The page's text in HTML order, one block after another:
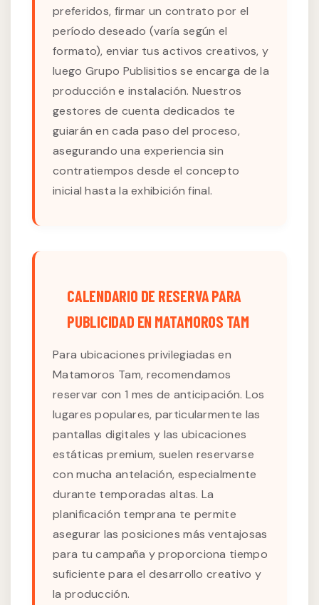
preferidos, firmar un contrato por el
período deseado (varía según el
formato), enviar tus activos creativos, y
luego Grupo Publisitios se encarga de la
producción e instalación. Nuestros
gestores de cuenta dedicados te
guiarán en cada paso del proceso,
asegurando una experiencia sin
contratiempos desde el concepto
inicial hasta la exhibición final.
CALENDARIO DE RESERVA PARA
PUBLICIDAD EN MATAMOROS TAM
Para ubicaciones privilegiadas en
Matamoros Tam, recomendamos
reservar con 1 mes de anticipación. Los
lugares populares, particularmente las
pantallas digitales y las ubicaciones
estáticas premium, suelen reservarse
con mucha antelación, especialmente
durante temporadas altas. La
planificación temprana te permite
asegurar las posiciones más ventajosas
para tu campaña y proporciona tiempo
suficiente para el desarrollo creativo y
la producción.